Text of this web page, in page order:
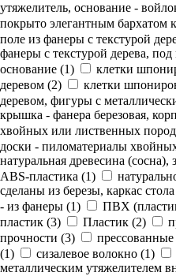
утяжелитель, основание -
покрыто элегантным бархатом
поле из фанеры с текстурой
фанеры с текстурой дерева,
основание (1)
клетки
деревом (2)
клетки
деревом, фигуры с
крышка - фанера березовая,
хвойных или лиственных
доски - пиломатериалы
натуральная древесина
ABS-пластика (1)
сделаны из березы, каркас
- из фанеры (1) ПВХ
пластик (3) Пластик (2)
прочности (3)
прессованные
(1) сизалевое волокно (1)
металлическим утяжелителем